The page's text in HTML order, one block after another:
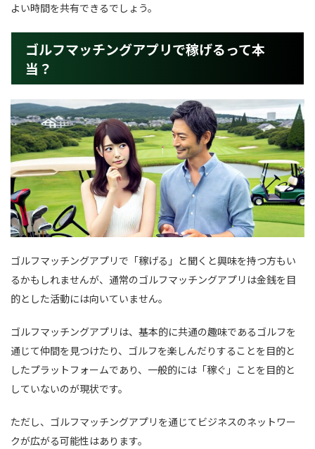
よい時間を共有できるでしょう。
ゴルフマッチングアプリで稼げるって本
当？
ゴルフマッチングアプリで「稼げる」と聞くと興味を持つ方もい
るかもしれませんが、通常のゴルフマッチングアプリは金銭を目
的とした活動には向いていません。
ゴルフマッチングアプリは、基本的に共通の趣味であるゴルフを
通じて仲間を見つけたり、ゴルフを楽しんだりすることを目的と
したプラットフォームであり、一般的には「稼ぐ」ことを目的と
していないのが現状です。
ただし、ゴルフマッチングアプリを通じてビジネスのネットワー
クが広がる可能性はあります。